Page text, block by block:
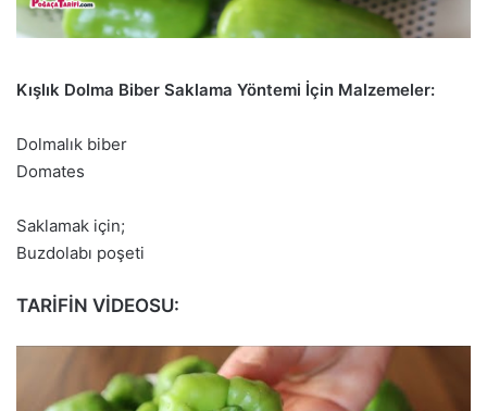
Kışlık Dolma Biber Saklama Yöntemi İçin Malzemeler:
Dolmalık biber
Domates
Saklamak için;
Buzdolabı poşeti
TARİFİN VİDEOSU: